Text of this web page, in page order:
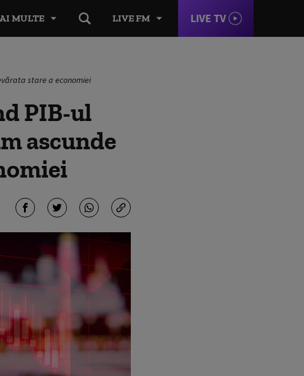
LIVE FM LIVE TV
MULTE
stare a economiei
PIB-ul
ascunde